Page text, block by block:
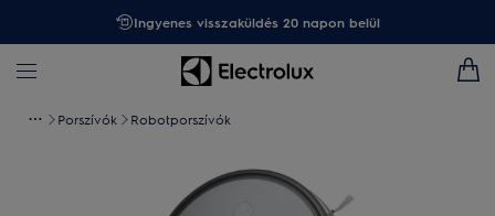
Ingyenes visszaküldés 20 napon belül
Porszívók Robotporszívók